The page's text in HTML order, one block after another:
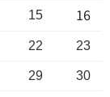
15 16
22 23
29 30